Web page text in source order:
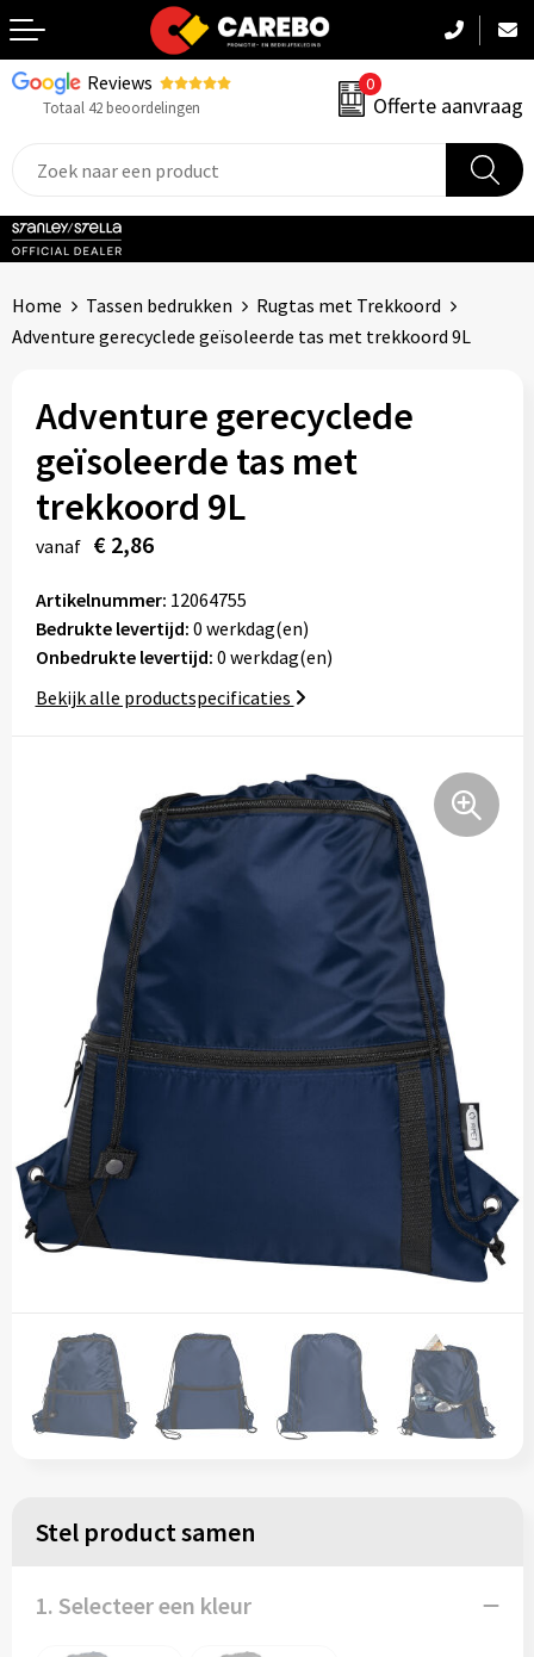
Reviews
Totaal 42 beoordelingen
0
Offerte aanvraag
Terug
Sportkleding
Handdoeken & Dekens
Kinderkleding
Tassen
Relatiegeschenken
Home Tassen bedrukken
Rugtas met Trekkoord
Adventure gerecyclede geïsoleerde tas met trekkoord 9L
Adventure gerecyclede
geïsoleerde tas met
trekkoord 9L
vanaf € 2,86
Artikelnummer: 12064755
Bedrukte levertijd: 0 werkdag(en)
Onbedrukte levertijd: 0 werkdag(en)
Bekijk alle productspecificaties
Stel product samen
1. Selecteer een kleur